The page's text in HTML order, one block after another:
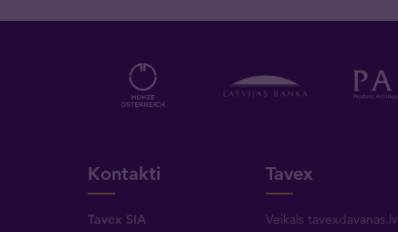
Kontakti
Tavex SIA
Tavex
Veikals tavexdavanas.lv